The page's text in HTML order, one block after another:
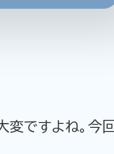
ですよね。